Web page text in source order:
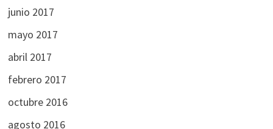
junio 2017
mayo 2017
abril 2017
febrero 2017
octubre 2016
agosto 2016